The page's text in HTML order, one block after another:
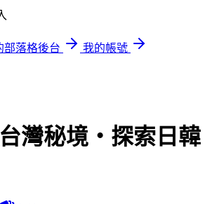
部落格後台
我的帳號
灣秘境・探索日韓